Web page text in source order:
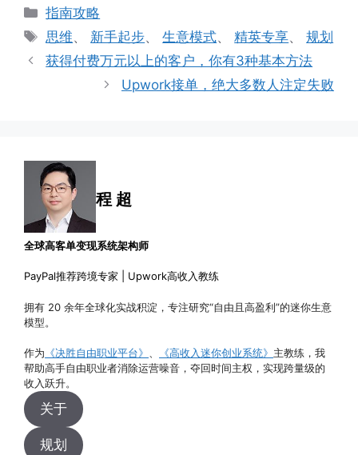
分
类
指南攻略
标
签
思维、 新手起步、生意模式、精英专享、规划
获得付费万元以上的客户，你有3种基本方法
Upwork接单，绝大多数人注定失败
程 超
全球高客单变现系统架构师
PayPal推荐跨境专家 | Upwork高收入教练
拥有 20 余年全球化实战积淀，专注研究“自由且高盈利”的迷你生意
模型。
作为 《决胜自由职业平台》 、 《高收入迷你创业系统》 主教练，我
帮助高手自由职业者消除运营噪音，夺回时间主权，实现跨量级的
收入跃升。
关于
规划